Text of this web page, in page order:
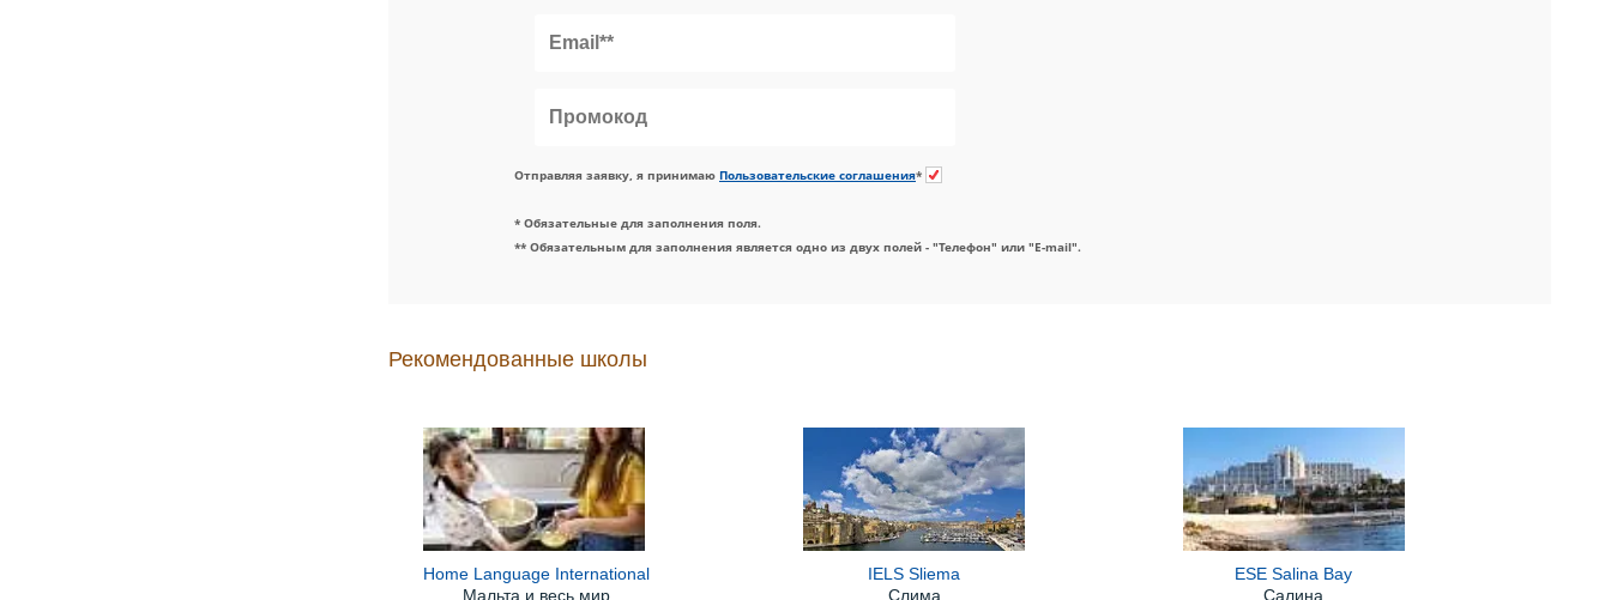
Отправляя заявку, я принимаю Пользовательские соглашения*
* Обязательные для заполнения поля.
** Обязательным для заполнения является одно из двух полей - "Телефон" или "E-mail".
Рекомендованные школы
Home Language International
Мальта и весь мир
IELS Sliema
Слима
ESE Salina Bay
Салина